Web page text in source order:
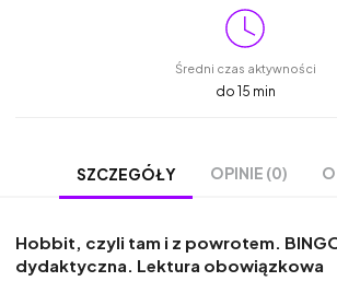
Średni czas aktywności
do 15 min
SZCZEGÓŁY OPINIE (0)
Hobbit, czyli tam i z powrotem.
dydaktyczna. Lektura obowiązkowa